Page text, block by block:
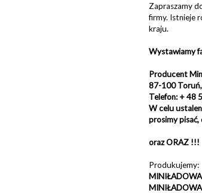
Zapraszamy
firmy. Istnieje
kraju.
Wystawiamy
Producent
87-100
Telefon: + 48
W celu
prosimy
oraz ORAZ !!!
Produkujemy: